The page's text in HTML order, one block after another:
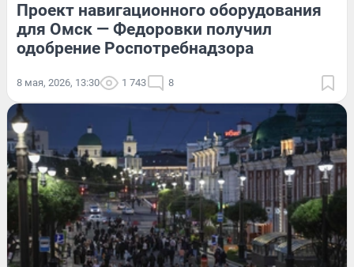
Проект навигационного оборудования
для Омск — Федоровки получил
одобрение Роспотребнадзора
8 мая, 2026, 13:30 1 743 8